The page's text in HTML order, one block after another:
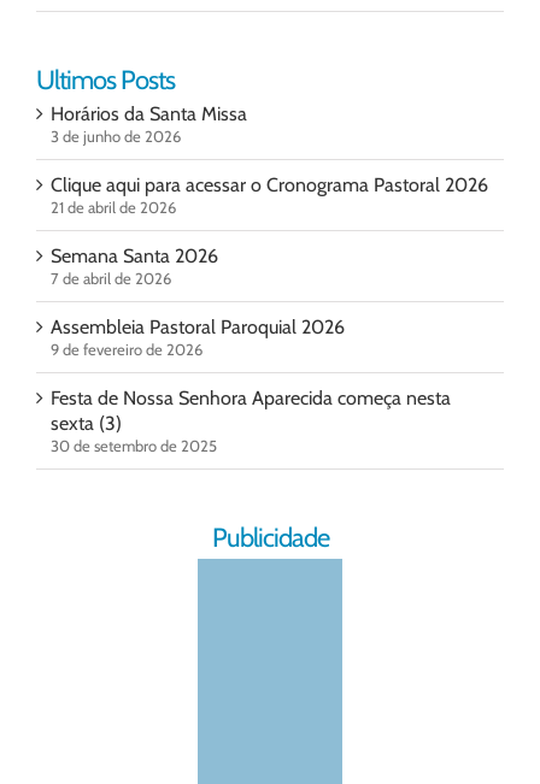
Ultimos Posts
Horários da Santa Missa
3 de junho de 2026
Clique aqui para acessar o Cronograma Pastoral 2026
21 de abril de 2026
Semana Santa 2026
7 de abril de 2026
Assembleia Pastoral Paroquial 2026
9 de fevereiro de 2026
Festa de Nossa Senhora Aparecida começa nesta
sexta (3)
30 de setembro de 2025
Publicidade